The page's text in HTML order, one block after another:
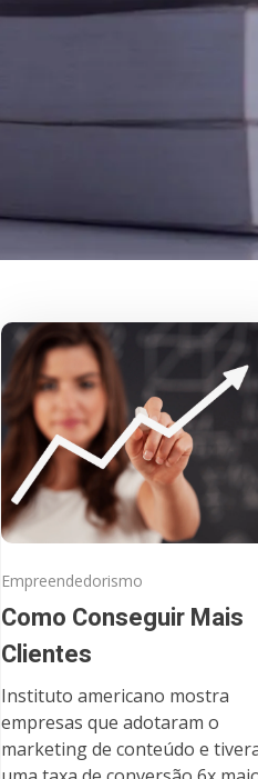
Empreendedorismo
Como Conseguir Mais
Clientes
Instituto americano mostra
empresas que adotaram o
marketing de conteúdo e